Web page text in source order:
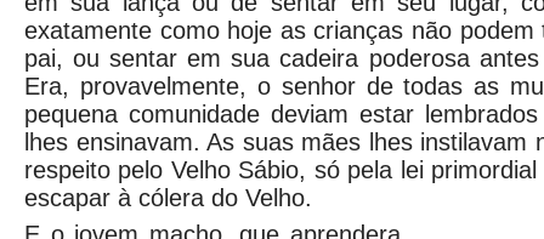
exatamente como hoje as crianças não
pai, ou sentar em sua cadeira poderosa
Era, provavelmente, o senhor de todas as
pequena comunidade deviam estar
lhes ensinavam. As suas mães lhes
respeito pelo Velho Sábio, só pela lei
escapar à cólera do Velho.